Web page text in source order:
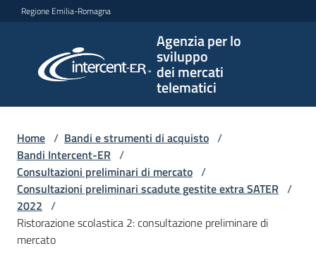
Vai al contenuto
Vai alla navigazione
Vai al footer
Regione Emilia-Romagna
Agenzia per lo
sviluppo
dei mercati
telematici
per lo
sviluppo
telematici
L'Agenzia
Home / Bandi e strumenti di acquisto /
Bandi Intercent-ER /
Consultazioni preliminari di mercato /
Consultazioni preliminari scadute gestite extra SATER /
2022 /
Ristorazione scolastica 2: consultazione preliminare di
mercato